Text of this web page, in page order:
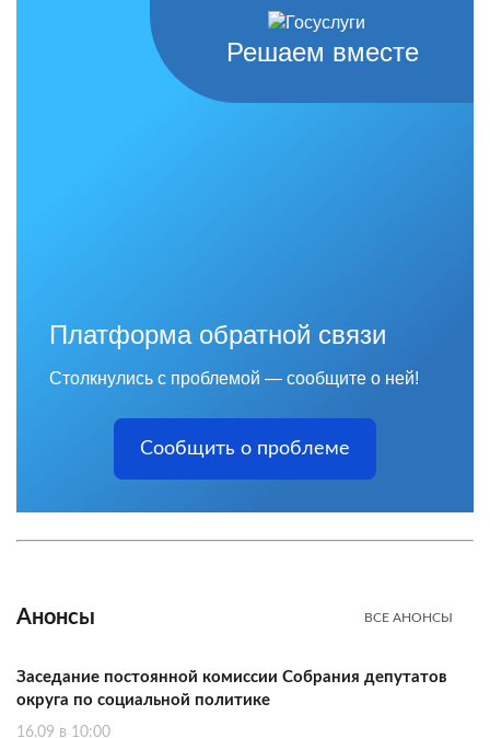
Решаем вместе
Платформа обратной связи
Столкнулись с проблемой — сообщите о ней!
Сообщить о проблеме
Анонсы ВСЕ АНОНСЫ
Заседание постоянной комиссии Собрания депутатов
округа по социальной политике
16.09 в 10:00